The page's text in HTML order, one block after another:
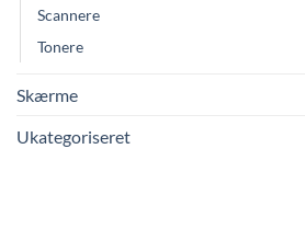
Scannere
Tonere
Skærme
Ukategoriseret